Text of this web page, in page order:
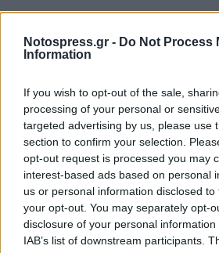
Notospress.gr - Do Not Process
Information
If you wish to opt-out of the sale,
processing of your personal or
targeted advertising by us, please use
section to confirm your selection.
opt-out request is processed you may
interest-based ads based on personal
us or personal information disclosed
your opt-out. You may separately opt-
disclosure of your personal
IAB’s list of downstream participants.